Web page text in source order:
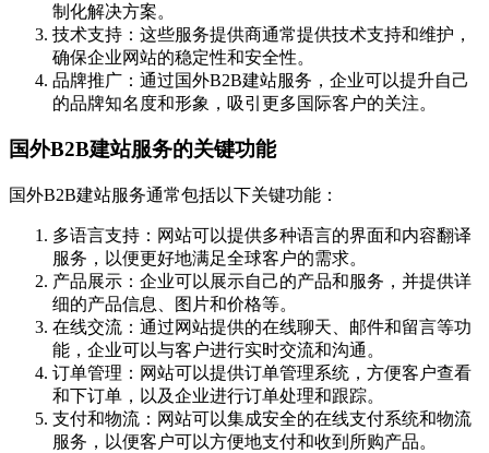
制化解决方案。
技术支持：这些服务提供商通常提供技术支持和维护，
确保企业网站的稳定性和安全性。
品牌推广：通过国外B2B建站服务，企业可以提升自己
的品牌知名度和形象，吸引更多国际客户的关注。
国外B2B建站服务的关键功能
国外B2B建站服务通常包括以下关键功能：
多语言支持：网站可以提供多种语言的界面和内容翻译
服务，以便更好地满足全球客户的需求。
产品展示：企业可以展示自己的产品和服务，并提供详
细的产品信息、图片和价格等。
在线交流：通过网站提供的在线聊天、邮件和留言等功
能，企业可以与客户进行实时交流和沟通。
订单管理：网站可以提供订单管理系统，方便客户查看
和下订单，以及企业进行订单处理和跟踪。
支付和物流：网站可以集成安全的在线支付系统和物流
服务，以便客户可以方便地支付和收到所购产品。